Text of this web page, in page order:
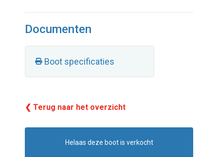
Documenten
Boot specificaties
❮ Terug naar het overzicht
Helaas deze boot is verkocht